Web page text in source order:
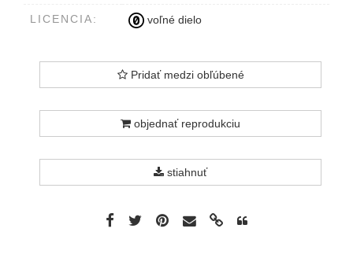
LICENCIA: voľné dielo
Pridať medzi obľúbené
objednať reprodukciu
stiahnuť